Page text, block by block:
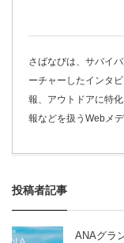
さばなびは、サバイ
ーチャーしたインタ
報、アウトドアに特
報などを扱うWebメデ
投稿者記事
ANAグラ